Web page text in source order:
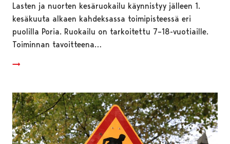
Lasten ja nuorten kesäruokailu käynnistyy jälleen 1.
kesäkuuta alkaen kahdeksassa toimipisteessä eri
puolilla Poria. Ruokailu on tarkoitettu 7–18-vuotiaille.
Toiminnan tavoitteena…